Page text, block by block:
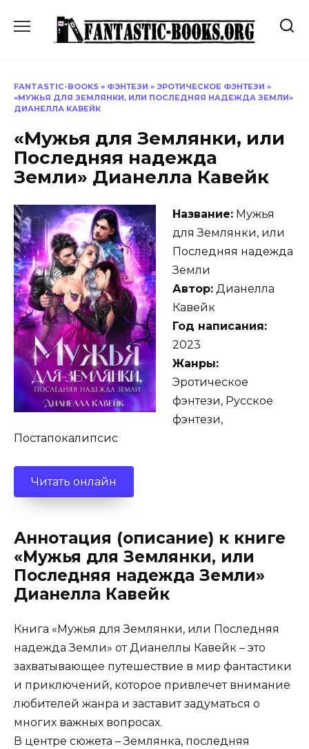
содержанию
FANTASTIC-BOOKS » ФЭНТЕЗИ » ЭРОТИЧЕСКОЕ ФЭНТЕЗИ »
«МУЖЬЯ ДЛЯ ЗЕМЛЯНКИ, ИЛИ ПОСЛЕДНЯЯ НАДЕЖДА ЗЕМЛИ»
ДИАНЕЛЛА КАВЕЙК
«Мужья для Землянки, или
Последняя надежда
Земли» Дианелла Кавейк
Название: Мужья
для Землянки, или
Последняя надежда
Земли
Автор: Дианелла
Кавейк
Год написания:
2023
Жанры:
Эротическое
фэнтези, Русское
фэнтези,
Постапокалипсис
Читать онлайн
Аннотация (описание) к книге
«Мужья для Землянки, или
Последняя надежда Земли»
Дианелла Кавейк
Книга «Мужья для Землянки, или Последняя
надежда Земли» от Дианеллы Кавейк – это
захватывающее путешествие в мир фантастики
и приключений, которое привлечет внимание
любителей жанра и заставит задуматься о
многих важных вопросах.
В центре сюжета – Землянка, последняя